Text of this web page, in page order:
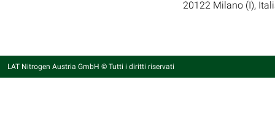
20122 Milano (I),
LAT Nitrogen Austria GmbH © Tutti i diritti riservati